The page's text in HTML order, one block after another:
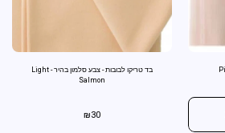
בד טריקו לבובות - צבע סלמון בהיר - Light
Salmon
₪30